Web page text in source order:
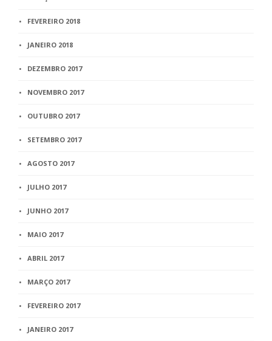
FEVEREIRO 2018
JANEIRO 2018
DEZEMBRO 2017
NOVEMBRO 2017
OUTUBRO 2017
SETEMBRO 2017
AGOSTO 2017
JULHO 2017
JUNHO 2017
MAIO 2017
ABRIL 2017
MARÇO 2017
FEVEREIRO 2017
JANEIRO 2017